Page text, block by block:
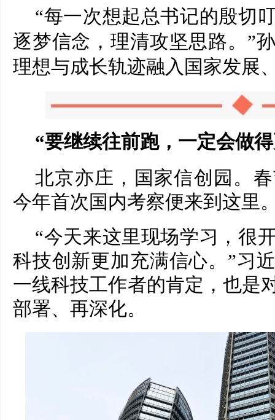
“每一次想起总书记的殷切
逐梦信念，理清攻坚思路。”
理想与成长轨迹融入国家发展
“要继续往前跑，一定会做
北京亦庄，国家信创园。
今年首次国内考察便来到这里
“今天来这里现场学习，很
科技创新更加充满信心。”习
一线科技工作者的肯定，也是
部署、再深化。